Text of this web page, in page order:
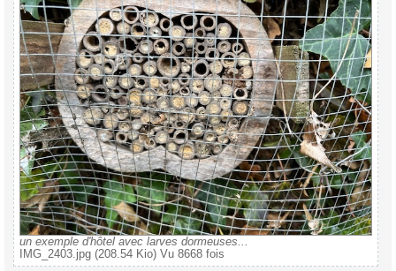
un exemple d'hôtel avec larves dormeuses...
IMG_2403.jpg (208.54 Kio) Vu 8668 fois